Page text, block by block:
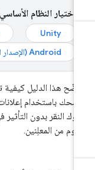
اختيار النظام الأساسي:
Unity
Android (الإصدار القديم)
هذا الدليل كيفية تلقّي
باستخدام إعلانات
النقر بدون التأثير
من المعلِنين.